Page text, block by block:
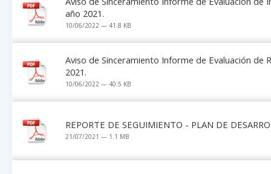
año 2021.
10/06/2022 — 41.8 KB
Aviso de Sinceramiento Informe de Evaluación de
2021.
10/06/2022 — 40.5 KB
REPORTE DE SEGUIMIENTO - PLAN DE
21/07/2021 — 1.1 MB